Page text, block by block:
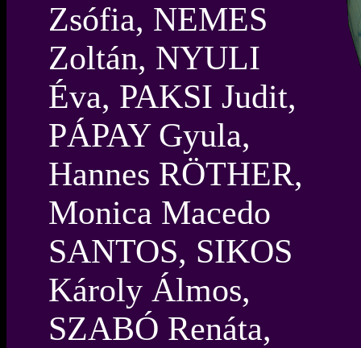
Zsófia, NEMES
Zoltán, NYULI
Éva, PAKSI Judit,
PÁPAY Gyula,
Hannes RÖTHER,
Monica Macedo
SANTOS, SIKOS
Károly Álmos,
SZABÓ Renáta,